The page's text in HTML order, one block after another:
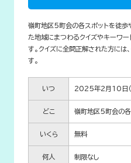
嶺町地区5町会の各スポットを徒歩
た地域にまつわるクイズやキーワ
す。クイズに全問正解された方には
す。
いつ 2025年2月10日（
どこ 嶺町地区5町会の
いくら 無料
何人 制限なし